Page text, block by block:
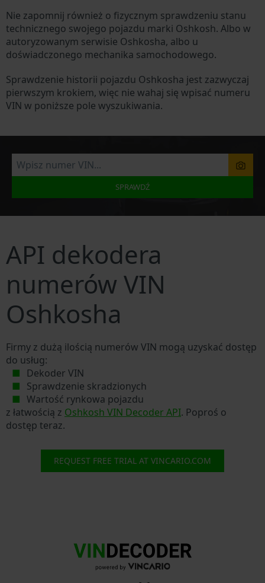
Nie zapomnij również o fizycznym sprawdzeniu stanu
technicznego swojego pojazdu marki Oshkosh. Albo w
autoryzowanym serwisie Oshkosha, albo u
doświadczonego mechanika samochodowego.
Sprawdzenie historii pojazdu Oshkosha jest zazwyczaj
pierwszym krokiem, więc nie wahaj się wpisać numeru
VIN w poniższe pole wyszukiwania.
SPRAWDŹ
API dekodera
numerów VIN
Oshkosha
Firmy z dużą ilością numerów VIN mogą uzyskać dostęp
do usług:
Dekoder VIN
Sprawdzenie skradzionych
Wartość rynkowa pojazdu
z łatwością z Oshkosh VIN Decoder API. Poproś o
dostęp teraz.
REQUEST FREE TRIAL AT VINCARIO.COM